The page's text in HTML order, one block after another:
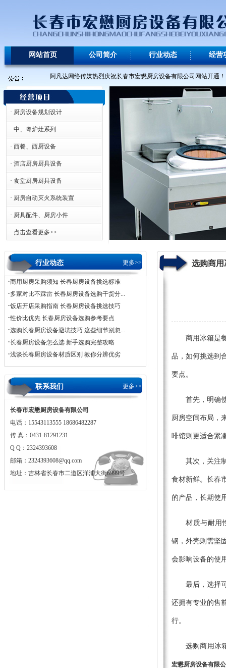
网站首页 公司简介 行业动态 经营
阿凡达网络传媒热烈庆祝长春市宏懋厨房设备有限公司网站开通！
· 厨房设备规划设计
· 中、粤炉灶系列
· 西餐、西厨设备
· 酒店厨房厨具设备
· 食堂厨房厨具设备
· 厨房自动灭火系统装置
· 厨具配件、厨房小件
· 点击查看更多>>
行业动态 更多>>
·商用厨房采购须知 长春厨房设备挑选标准
·多家对比不踩雷 长春厨房设备选购干货分...
·饭店开店采购指南 长春厨房设备挑选技巧
·性价比优先 长春厨房设备选购参考要点
·选购长春厨房设备避坑技巧 这些细节别忽...
·长春厨房设备怎么选 新手选购完整攻略
·浅谈长春厨房设备材质区别 教你分辨优劣
联系我们 更多>>
长春市宏懋厨房设备有限公司
电话：15543113555 18686482287
传 真：0431-81291231
Q Q：2324393608
邮箱：2324393608@qq.com
地址：吉林省长春市二道区洋浦大街6999号
选购商用
商用冰箱是
品，如何挑选到
要点。
首先，明确
厨房空间布局，
啡馆则更适合紧
其次，关注
食材新鲜。长春
的产品，长期使
材质与耐用
钢，外壳则需坚
会影响设备的使
最后，选择
还拥有专业的售
行。
选购商用冰
宏懋厨房设备有限